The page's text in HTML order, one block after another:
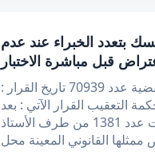
03/11/2025 : سقوط التمسك بتعدد الخبراء عند عدم
قبل مباشرة الاختبار
الحمد لله وحده الجمهورية التونسية وزارة العدل محكمة التعقيب القضية عدد 70939 تاريخ القرار :
محكمة التعقيب القرار الآتي : بعد
الاطلاع على مطلب التعقيب المقدم بتاريخ 22/04/2024 المرسم تحت عدد 1381 من طرف الأستاذ
القانوني المعينة محل